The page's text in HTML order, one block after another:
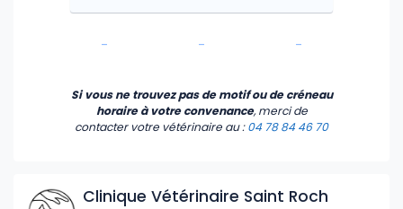
- - -
Si vous ne trouvez pas de motif ou de créneau
horaire à votre convenance, merci de
contacter votre vétérinaire au :04 78 84 46 70
Clinique Vétérinaire Saint Roch